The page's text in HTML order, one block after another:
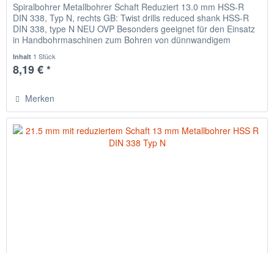
Spiralbohrer Metallbohrer Schaft Reduziert 13.0 mm HSS-R
DIN 338, Typ N, rechts GB: Twist drills reduced shank HSS-R
DIN 338, type N NEU OVP Besonders geeignet für den Einsatz
in Handbohrmaschinen zum Bohren von dünnwandigem
Inhalt 1 Stück
8,19 € *
Merken